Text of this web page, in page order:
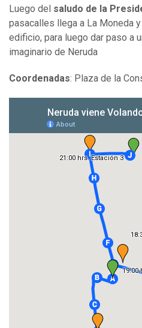
Luego del saludo de la
pasacalles llega a La Moneda
edificio, para luego dar paso a
imaginario de Neruda
Coordenadas: Plaza de la